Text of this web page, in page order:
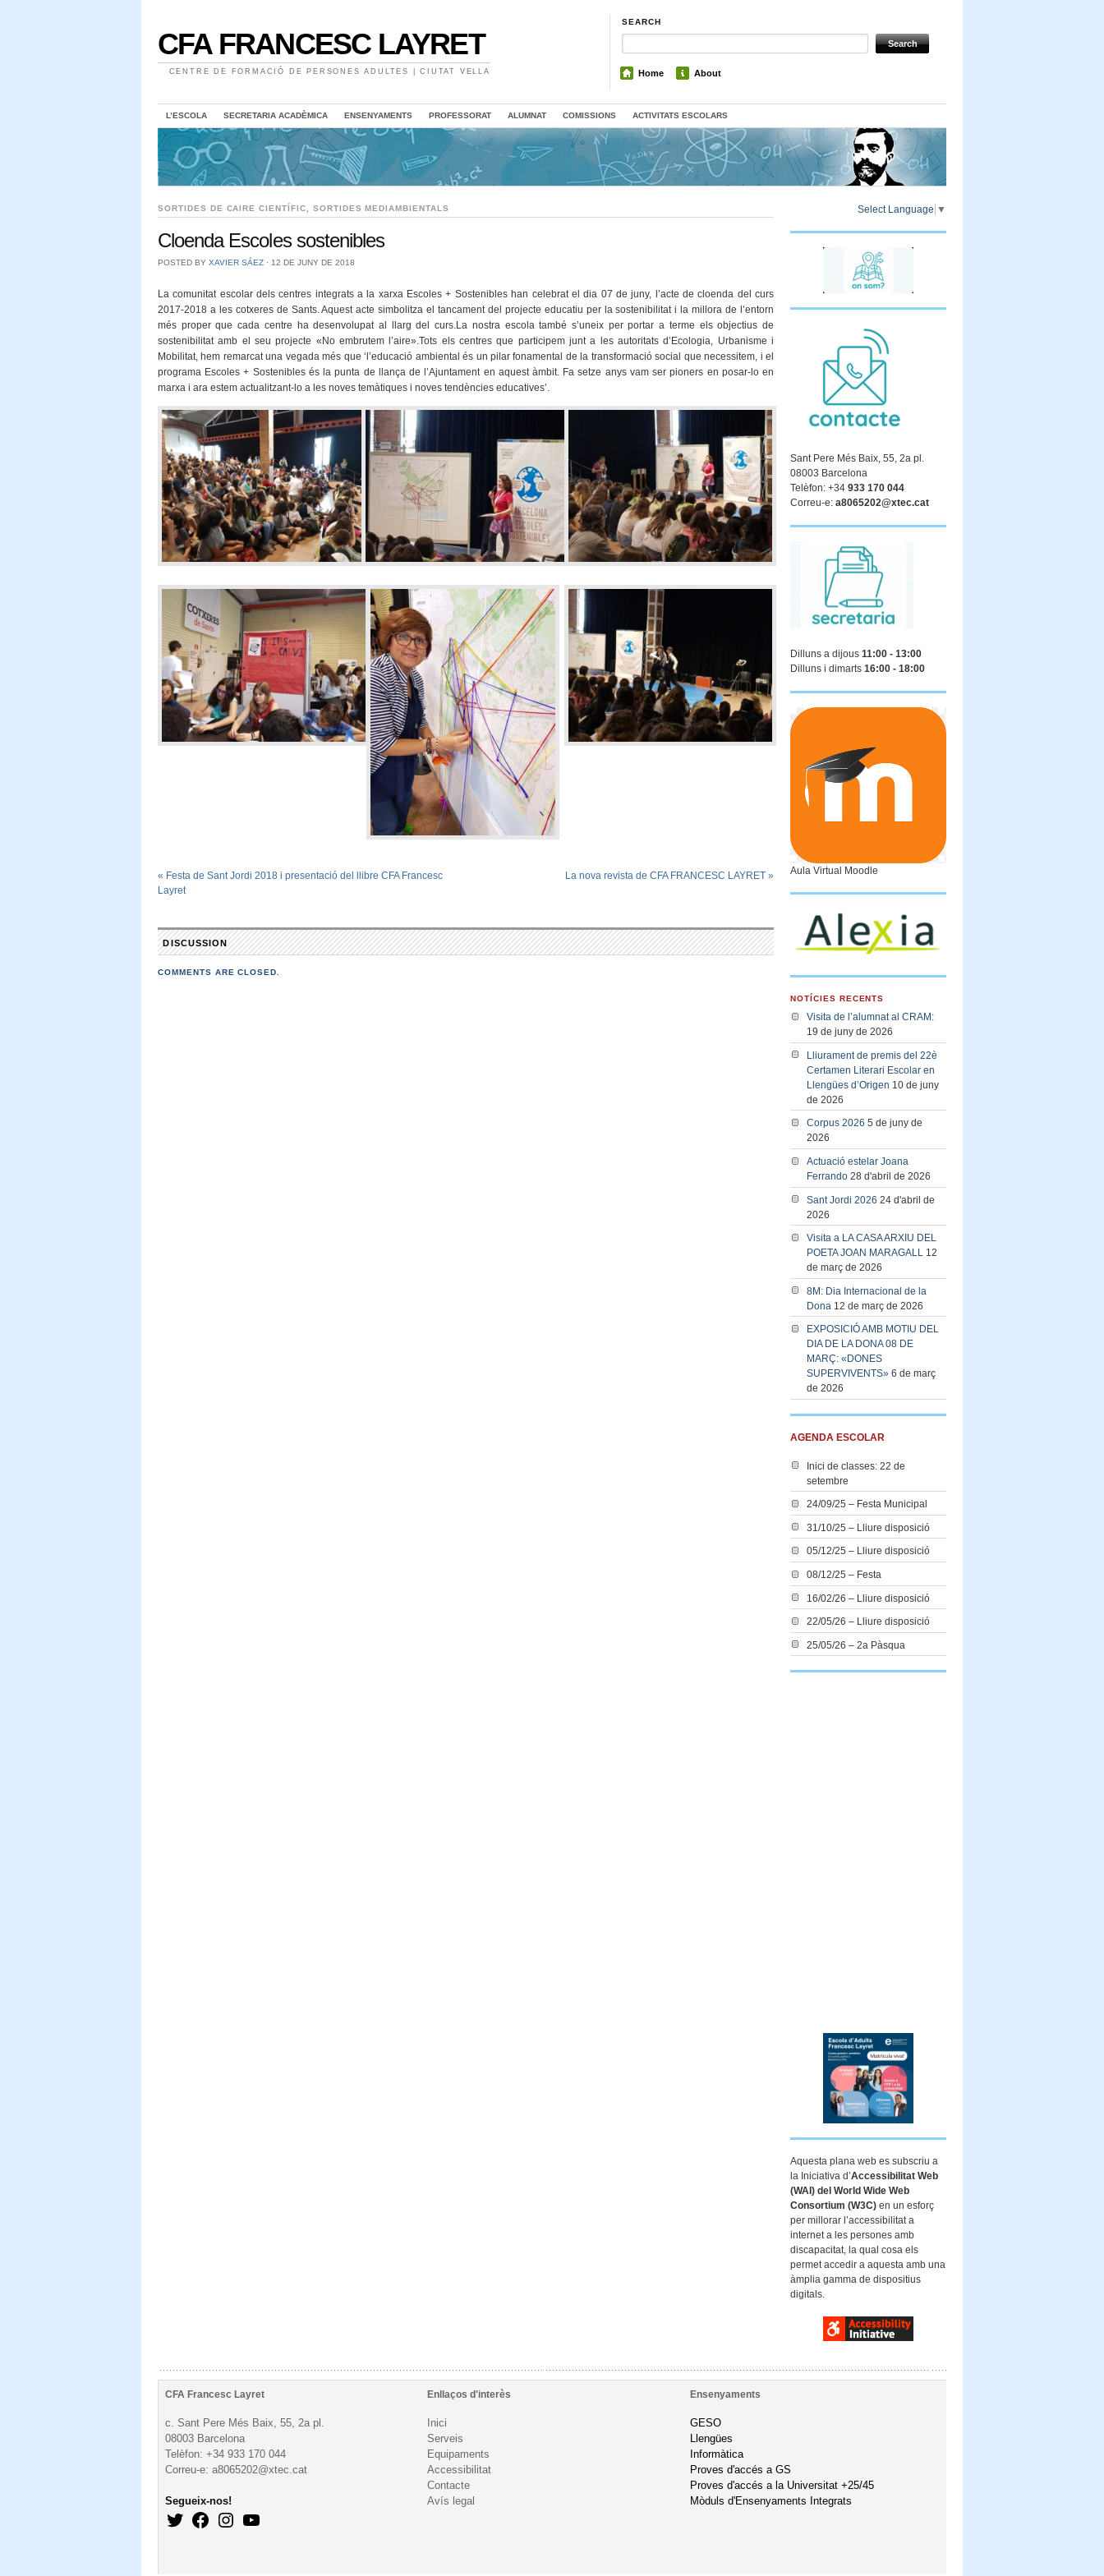
CFA FRANCESC LAYRET
CENTRE DE FORMACIÓ DE PERSONES ADULTES | CIUTAT VELLA
SEARCH
Home About
L’ESCOLA SECRETARIA ACADÈMICA ENSENYAMENTS PROFESSORAT ALUMNAT COMISSIONS ACTIVITATS ESCOLARS
SORTIDES DE CAIRE CIENTÍFIC SORTIDES MEDIAMBIENTALS
Cloenda Escoles sostenibles
POSTED BY XAVIER SÁEZ ⋅ 12 DE JUNY DE 2018
La comunitat escolar dels centres integrats a la xarxa Escoles + Sostenibles han celebrat el dia 07 de juny, l’acte de cloenda del curs
2017-2018 a les cotxeres de Sants. Aquest acte simbolitza el tancament del projecte educatiu per la sostenibilitat i la millora de l’entorn
més proper que cada centre ha desenvolupat al llarg del curs.La nostra escola també s’uneix per portar a terme els objectius de
sostenibilitat amb el seu projecte «No embrutem l’aire».Tots els centres que participem junt a les autoritats d’Ecologia, Urbanisme i
Mobilitat, hem remarcat una vegada més que ‘l’educació ambiental és un pilar fonamental de la transformació social que necessitem, i el
programa Escoles + Sostenibles és la punta de llança de l’Ajuntament en aquest àmbit. Fa setze anys vam ser pioners en posar-lo en
marxa i ara estem actualitzant-lo a les noves temàtiques i noves tendències educatives’.
« Festa de Sant Jordi 2018 i presentació del llibre CFA Francesc
Layret
La nova revista de CFA FRANCESC LAYRET »
DISCUSSION
COMMENTS ARE CLOSED.
Select Language ▼
Sant Pere Més Baix, 55, 2a pl.
08003 Barcelona
Telèfon: +34 933 170 044
Correu-e: a8065202@xtec.cat
Dilluns a dijous 11:00 - 13:00
Dilluns i dimarts 16:00 - 18:00
Aula Virtual Moodle
NOTÍCIES RECENTS
Visita de l’alumnat al CRAM:
19 de juny de 2026
Lliurament de premis del 22è
Certamen Literari Escolar en
Llengües d’Origen 10 de juny
de 2026
Corpus 2026 5 de juny de
2026
Actuació estelar Joana
Ferrando 28 d'abril de 2026
Sant Jordi 2026 24 d'abril de
2026
Visita a LA CASA ARXIU DEL
POETA JOAN MARAGALL 12
de març de 2026
8M: Dia Internacional de la
Dona 12 de març de 2026
EXPOSICIÓ AMB MOTIU DEL
DIA DE LA DONA 08 DE
MARÇ: «DONES
SUPERVIVENTS» 6 de març
de 2026
AGENDA ESCOLAR
Inici de classes: 22 de
setembre
24/09/25 – Festa Municipal
31/10/25 – Lliure disposició
05/12/25 – Lliure disposició
08/12/25 – Festa
16/02/26 – Lliure disposició
22/05/26 – Lliure disposició
25/05/26 – 2a Pàsqua
Aquesta plana web es subscriu a
la Iniciativa d’Accessibilitat Web
(WAI) del World Wide Web
Consortium (W3C) en un esforç
per millorar l’accessibilitat a
internet a les persones amb
discapacitat, la qual cosa els
permet accedir a aquesta amb una
àmplia gamma de dispositius
digitals.
CFA Francesc Layret Enllaços d'interès Ensenyaments
c. Sant Pere Més Baix, 55, 2a pl.
08003 Barcelona
Telèfon: +34 933 170 044
Correu-e: a8065202@xtec.cat
Segueix-nos!
Inici
Serveis
Equipaments
Accessibilitat
Contacte
Avís legal
GESO
Llengües
Informàtica
Proves d'accés a GS
Proves d'accés a la Universitat +25/45
Mòduls d'Ensenyaments Integrats